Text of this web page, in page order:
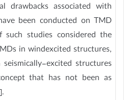
drawbacks associated with
been conducted on TMD
studies considered the
in windexcited structures,
excited structures
that has not been as